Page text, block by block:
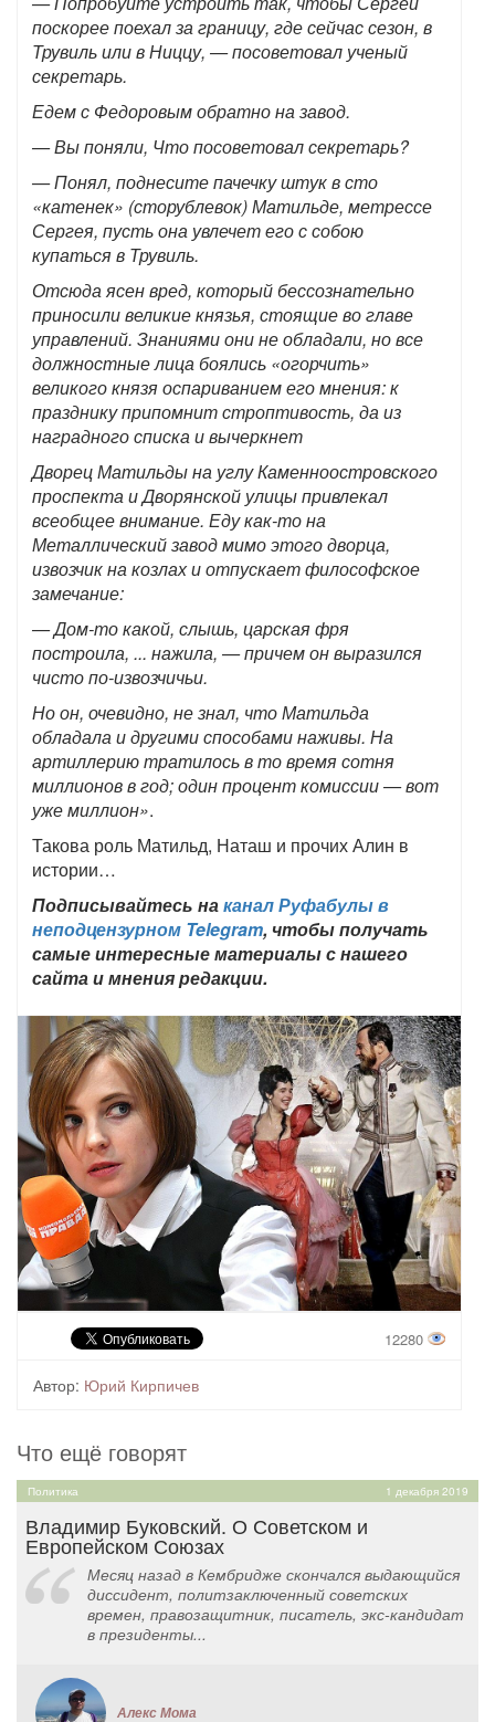
поскорее поехал за границу, где сейчас сезон, в
Трувиль или в Ниццу, — посоветовал ученый
секретарь.
Едем с Федоровым обратно на завод.
— Вы поняли, Что посоветовал секретарь?
— Понял, поднесите пачечку штук в сто
«катенек» (сторублевок) Матильде, метрессе
Сергея, пусть она увлечет его с собою
купаться в Трувиль.
Отсюда ясен вред, который бессознательно
приносили великие князья, стоящие во главе
управлений. Знаниями они не обладали, но все
должностные лица боялись «огорчить»
великого князя оспариванием его мнения: к
празднику припомнит строптивость, да из
наградного списка и вычеркнет
Дворец Матильды на углу Каменноостровского
проспекта и Дворянской улицы привлекал
всеобщее внимание. Еду как-то на
Металлический завод мимо этого дворца,
извозчик на козлах и отпускает философское
замечание:
— Дом-то какой, слышь, царская фря
построила, ... нажила, — причем он выразился
чисто по-извозчичьи.
Но он, очевидно, не знал, что Матильда
обладала и другими способами на­живы. На
артиллерию тратилось в то время сотня
миллионов в год; один процент комиссии — вот
уже миллион».
Такова роль Матильд, Наташ и прочих Алин в
истории…
Подписывайтесь наканал Руфабулы в
неподцензурном Telegram, чтобы получать
самые интересные материалы с нашего
сайта и мнения редакции.
12280
Автор: Юрий Кирпичев
Что ещё говорят
Политика 1 декабря 2019
Владимир Буковский. О Советском и
Европейском Союзах
Месяц назад в Кембридже скончался выдающийся
диссидент, политзаключенный советских
времен, правозащитник, писатель, экс-кандидат
в президенты...
Алекс Мома